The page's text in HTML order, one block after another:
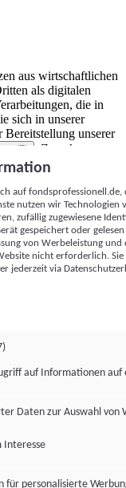
aus wirtschaftlichen
als digitalen
die in
sich in unserer
Bereitstellung unserer
(5)
. Zwecke:
von Werbeleistung
(z. B. login-
mit anderen
usw.) auf
werden, um es
oder einer Webseite
hier aufgeführten
auf
nutzen wir Technologien
zufällig zugewiesene
gespeichert oder
von Werbeleistung
nicht erforderlich.
jederzeit via
auf Informationen auf
Daten zur Auswahl von
Interesse
für personalisierte